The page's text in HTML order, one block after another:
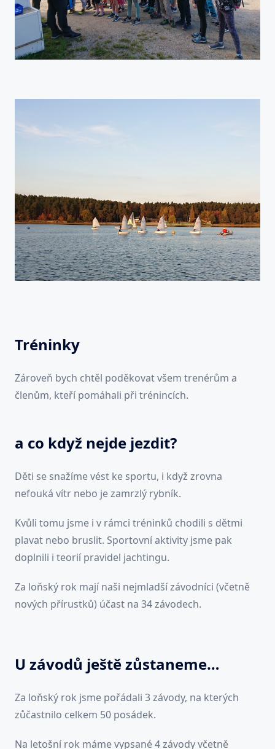
Tréninky
Zároveň bych chtěl poděkovat všem trenérům a
členům, kteří pomáhali při trénincích.
a co když nejde jezdit?
Děti se snažíme vést ke sportu, i když zrovna
nefouká vítr nebo je zamrzlý rybník.
Kvůli tomu jsme i v rámci tréninků chodili s dětmi
plavat nebo bruslit. Sportovní aktivity jsme pak
doplnili i teorií pravidel jachtingu.
Za loňský rok mají naši nejmladší závodníci (včetně
nových přírustků) účast na 34 závodech.
U závodů ještě zůstaneme…
Za loňský rok jsme pořádali 3 závody, na kterých
zůčastnilo celkem 50 posádek.
Na letošní rok máme vypsané 4 závody včetně